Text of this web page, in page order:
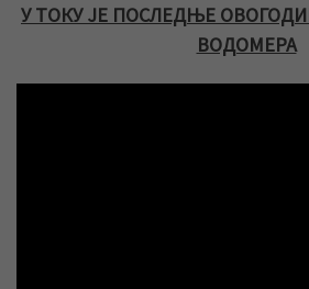
У ТОКУ ЈЕ ПОСЛЕДЊЕ
ВОДОМЕРА